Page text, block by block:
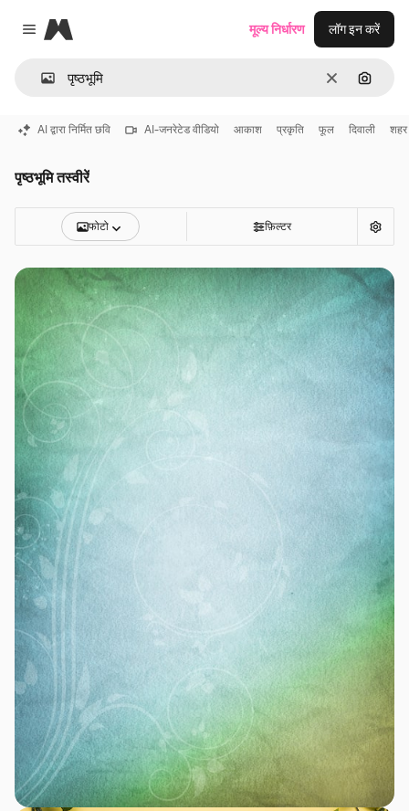
Close menu
Magnific
साफ़ इमेज से
मूल्य निर्धारण लॉग इन करें
AI द्वारा निर्मित छवि AI-जनरेटेड वीडियो आकाश प्रकृति फूल दिवाली शहर
पृष्ठभूमि तस्वीरें
फोटो फ़िल्टर